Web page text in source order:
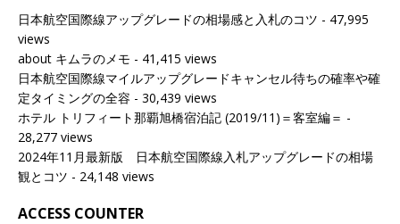
日本航空国際線アップグレードの相場感と入札のコツ - 47,995
views
about キムラのメモ - 41,415 views
日本航空国際線マイルアップグレードキャンセル待ちの確率や確
定タイミングの全容 - 30,439 views
ホテル トリフィート那覇旭橋宿泊記 (2019/11)＝客室編＝ -
28,277 views
2024年11月最新版 日本航空国際線入札アップグレードの相場
観とコツ - 24,148 views
ACCESS COUNTER